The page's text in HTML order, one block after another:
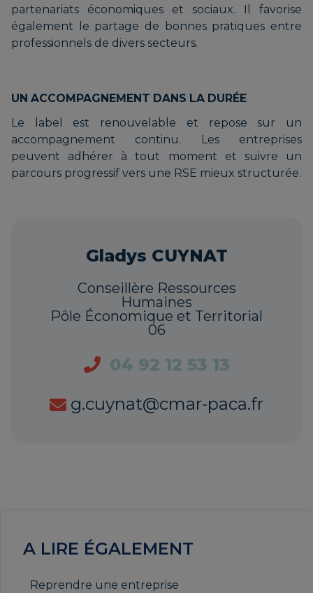
partenariats économiques et sociaux. Il favorise
également le partage de bonnes pratiques entre
professionnels de divers secteurs.
UN ACCOMPAGNEMENT DANS LA DURÉE
Le label est renouvelable et repose sur un
accompagnement continu. Les entreprises
peuvent adhérer à tout moment et suivre un
parcours progressif vers une RSE mieux structurée.
Gladys CUYNAT
Conseillère Ressources
Humaines
Pôle Économique et Territorial
06
04 92 12 53 13
g.cuynat@cmar-paca.fr
A LIRE ÉGALEMENT
Reprendre une entreprise